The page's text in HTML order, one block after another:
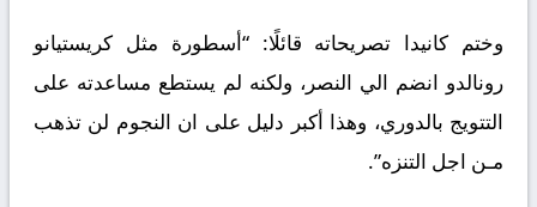
وختم كانيدا تصريحاته قائلًا: “أسطورة مثل كريستيانو
رونالدو انضم الي النصر، ولكنه لم يستطع مساعدته على
التتويج بالدوري، وهذا أكبر دليل على ان النجوم لن تذهب
مـن اجل التنزه”.